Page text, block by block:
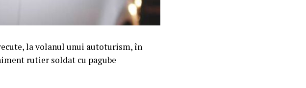
la volanul unui autoturism, în
rutier soldat cu pagube